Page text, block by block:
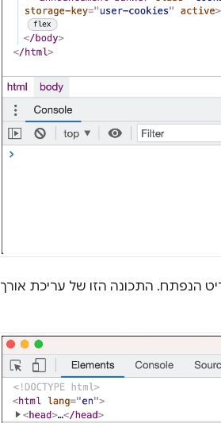
הנפתח. התכונה הזו של עריכת אורך